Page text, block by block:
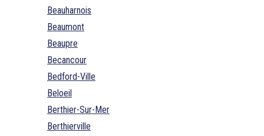
Beauharnois
Beaumont
Beaupre
Becancour
Bedford-Ville
Beloeil
Berthier-Sur-Mer
Berthierville